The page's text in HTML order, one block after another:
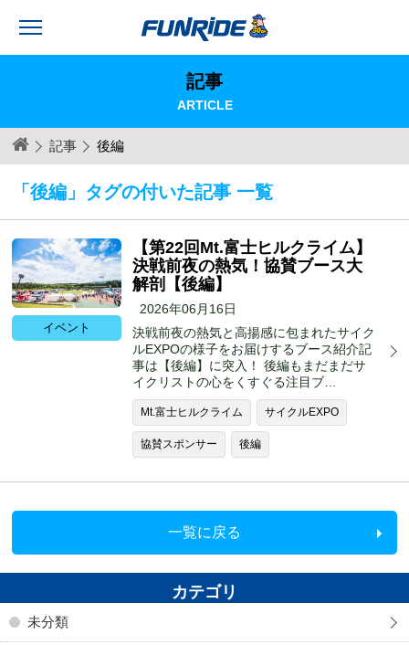
記事
ARTICLE
記事 後編
「後編」タグの付いた記事 一覧
イベント
【第22回Mt.富士ヒルクライム】
決戦前夜の熱気！協賛ブース大
解剖【後編】
2026年06月16日
決戦前夜の熱気と高揚感に包まれたサイク
ルEXPOの様子をお届けするブース紹介記
事は【後編】に突入！ 後編もまだまだサ
イクリストの心をくすぐる注目ブ…
Mt.富士ヒルクライム サイクルEXPO
協賛スポンサー 後編
一覧に戻る
カテゴリ
未分類